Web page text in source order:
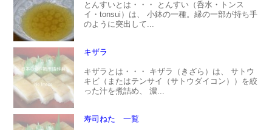
とんすいとは・・・ とんすい（呑水・トンス
イ・tonsui）は、 小鉢の一種。縁の一部が持ち手
のように突出して...
キザラ
キザラとは・・・ キザラ（きざら）は、 サトウ
キビ（またはテンサイ（サトウダイコン））を絞
った汁を煮詰め、 濃...
寿司ねた 一覧